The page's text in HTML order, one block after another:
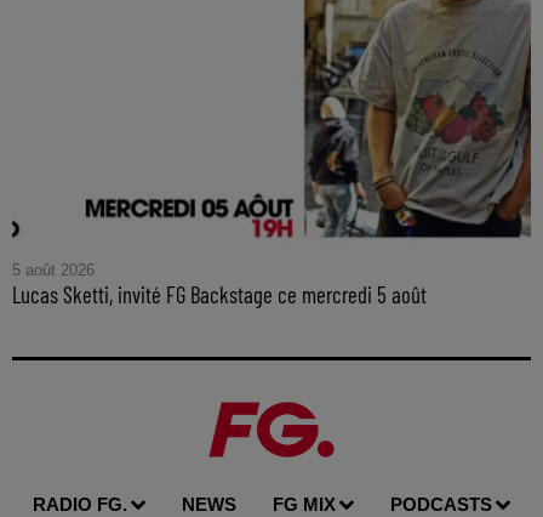
5 août 2026
Lucas Sketti, invité FG Backstage ce mercredi 5 août
RADIO FG. NEWS FG MIX PODCASTS